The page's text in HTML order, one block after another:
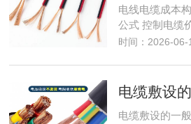
电线电缆成本
公式 控制电缆
时间：2026-06-
电缆敷设的一